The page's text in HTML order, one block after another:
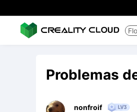
Problemas
nonfroif